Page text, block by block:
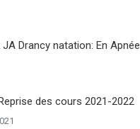
Drancy natation: En Apnée
des cours 2021-2022